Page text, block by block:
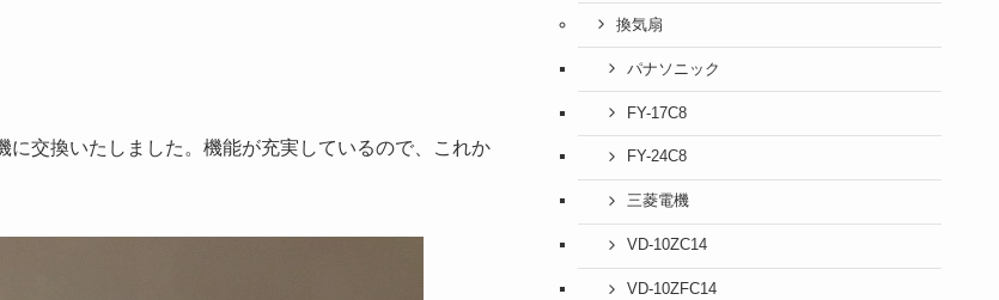
交換いたしました。機能が充実しているので、これか
換気扇
パナソニック
FY-17C8
FY-24C8
三菱電機
VD-10ZC14
VD-10ZFC14